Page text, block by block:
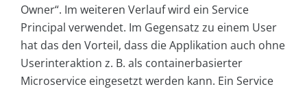
Owner“. Im weiteren Verlauf wird ein Service
Principal verwendet. Im Gegensatz zu einem User
hat das den Vorteil, dass die Applikation auch ohne
Userinteraktion z. B. als containerbasierter
Microservice eingesetzt werden kann. Ein Service